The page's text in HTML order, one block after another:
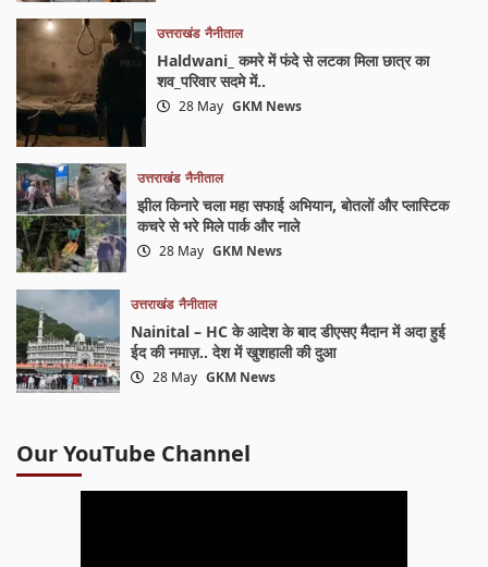
उत्तराखंड नैनीताल
Haldwani_ कमरे में फंदे से लटका मिला छात्र का
शव_परिवार सदमे में..
28 May GKM News
उत्तराखंड नैनीताल
झील किनारे चला महा सफाई अभियान, बोतलों और प्लास्टिक
कचरे से भरे मिले पार्क और नाले
28 May GKM News
उत्तराखंड नैनीताल
Nainital – HC के आदेश के बाद डीएसए मैदान में अदा हुई
ईद की नमाज़.. देश में खुशहाली की दुआ
28 May GKM News
Our YouTube Channel